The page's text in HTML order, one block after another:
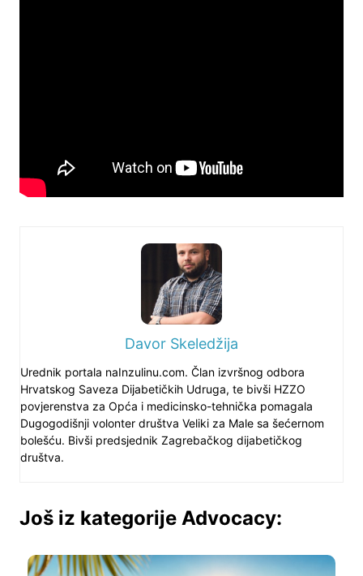
Davor Skeledžija
Urednik portala naInzulinu.com. Član izvršnog odbora
Hrvatskog Saveza Dijabetičkih Udruga, te bivši HZZO
povjerenstva za Opća i medicinsko-tehnička pomagala
Dugogodišnji volonter društva Veliki za Male sa šećernom
bolešću. Bivši predsjednik Zagrebačkog dijabetičkog
društva.
Još iz kategorije Advocacy: